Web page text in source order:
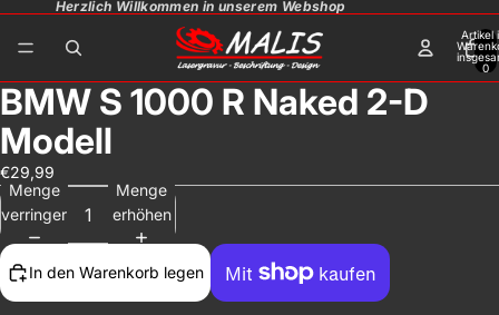
Herzlich Willkommen in unserem Webshop
Artikel
0
BMW S 1000 R Naked 2-D
Modell
€29,99
Menge
verringern
Menge
erhöhen
In den Warenkorb legen